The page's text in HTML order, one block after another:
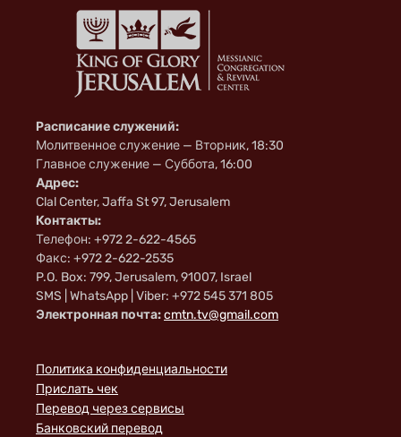
Расписание служений:
Молитвенное служение — Вторник, 18:30
Главное служение — Суббота, 16:00
Адрес:
Clal Center, Jaffa St 97, Jerusalem
Контакты:
Телефон: +972 2-622-4565
Факс: +972 2-622-2535
P.O. Box: 799, Jerusalem, 91007, Israel
SMS | WhatsApp | Viber: +972 545 371 805
Электронная почта:cmtn.tv@gmail.com
Политика конфиденциальности
Прислать чек
Перевод через сервисы
Банковский перевод